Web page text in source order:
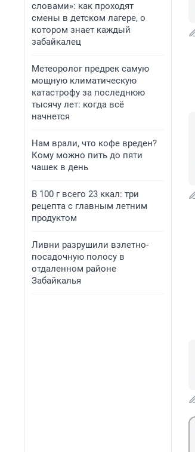
словами»: как проходят
смены в детском лагере, о
котором знает каждый
забайкалец
Метеоролог предрек самую
мощную климатическую
катастрофу за последнюю
тысячу лет: когда всё
начнется
Нам врали, что кофе вреден?
Кому можно пить до пяти
чашек в день
В 100 г всего 23 ккал: три
рецепта с главным летним
продуктом
Ливни разрушили взлетно-
посадочную полосу в
отдаленном районе
Забайкалья